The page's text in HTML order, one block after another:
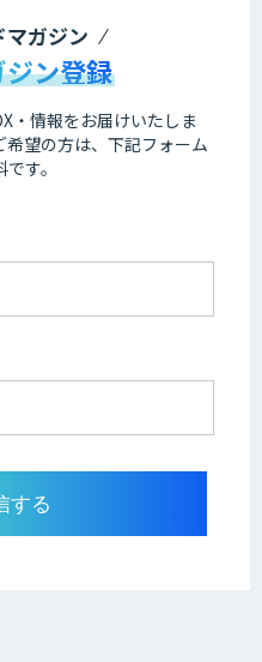
マガジン
ン登録
・情報をお届けいたしま
望の方は、下記フォーム
す。